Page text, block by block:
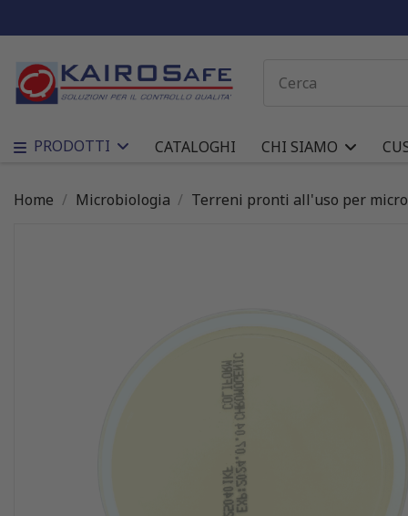
PRODOTTI CATALOGHI CHI SIAMO
Home Microbiologia Terreni pronti all'uso per